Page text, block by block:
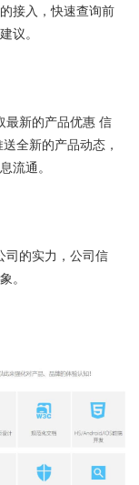
接入，快速查询前
议。
最新的产品优惠 信
全新的产品动态，
流通。
司的实力，公司信
。